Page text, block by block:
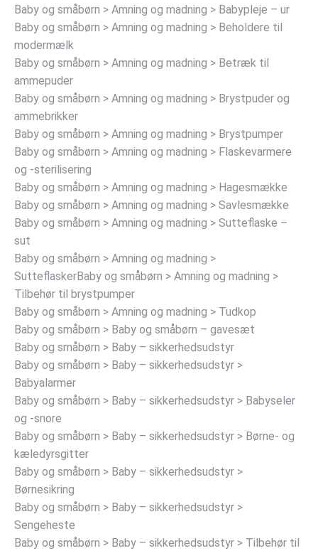
Baby og småbørn > Amning og madning > Babypleje – ur
Baby og småbørn > Amning og madning > Beholdere til
modermælk
Baby og småbørn > Amning og madning > Betræk til
ammepuder
Baby og småbørn > Amning og madning > Brystpuder og
ammebrikker
Baby og småbørn > Amning og madning > Brystpumper
Baby og småbørn > Amning og madning > Flaskevarmere
og -sterilisering
Baby og småbørn > Amning og madning > Hagesmække
Baby og småbørn > Amning og madning > Savlesmække
Baby og småbørn > Amning og madning > Sutteflaske –
sut
Baby og småbørn > Amning og madning >
SutteflaskerBaby og småbørn > Amning og madning >
Tilbehør til brystpumper
Baby og småbørn > Amning og madning > Tudkop
Baby og småbørn > Baby og småbørn – gavesæt
Baby og småbørn > Baby – sikkerhedsudstyr
Baby og småbørn > Baby – sikkerhedsudstyr >
Babyalarmer
Baby og småbørn > Baby – sikkerhedsudstyr > Babyseler
og -snore
Baby og småbørn > Baby – sikkerhedsudstyr > Børne- og
kæledyrsgitter
Baby og småbørn > Baby – sikkerhedsudstyr >
Børnesikring
Baby og småbørn > Baby – sikkerhedsudstyr >
Sengeheste
Baby og småbørn > Baby – sikkerhedsudstyr > Tilbehør til